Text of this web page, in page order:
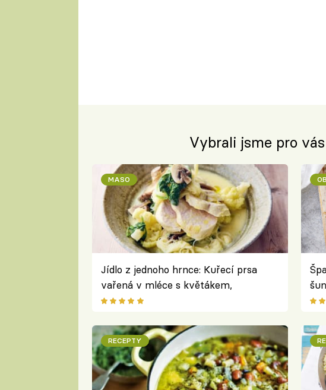
Vybrali jsme pro
MASO
Jídlo z jednoho hrnce: Kuřecí prsa
vařená v mléce s květákem,
špenátem a nudlemi podle Jamieho
RECEPTY